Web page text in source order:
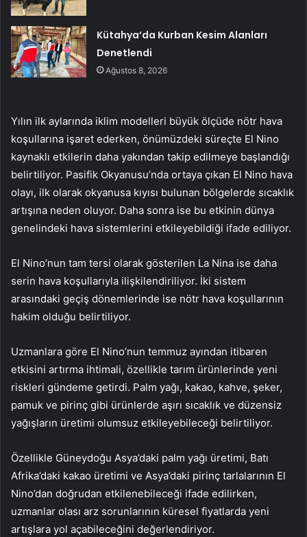
Kütahya’da Kurban Kesim Alanları
Denetlendi
Ağustos 8, 2026
Yılın ilk aylarında iklim modelleri büyük ölçüde nötr hava
koşullarına işaret ederken, önümüzdeki süreçte El Nino
kaynaklı etkilerin daha yakından takip edilmeye başlandığı
belirtiliyor. Pasifik Okyanusu’nda ortaya çıkan El Nino hava
olayı, ilk olarak okyanusa kıyısı bulunan bölgelerde sıcaklık
artışına neden oluyor. Daha sonra ise bu etkinin dünya
genelindeki hava sistemlerini etkileyebildiği ifade ediliyor.
El Nino’nun tam tersi olarak gösterilen La Nina ise daha
serin hava koşullarıyla ilişkilendiriliyor. İki sistem
arasındaki geçiş dönemlerinde ise nötr hava koşullarının
hakim olduğu belirtiliyor.
Uzmanlara göre El Nino’nun temmuz ayından itibaren
etkisini artırma ihtimali, özellikle tarım ürünlerinde yeni
riskleri gündeme getirdi. Palm yağı, kakao, kahve, şeker,
pamuk ve pirinç gibi ürünlerde aşırı sıcaklık ve düzensiz
yağışların üretimi olumsuz etkileyebileceği belirtiliyor.
Özellikle Güneydoğu Asya’daki palm yağı üretimi, Batı
Afrika’daki kakao üretimi ve Asya’daki pirinç tarlalarının El
Nino’dan doğrudan etkilenebileceği ifade edilirken,
uzmanlar olası arz sorunlarının küresel fiyatlarda yeni
artışlara yol açabileceğini değerlendiriyor.